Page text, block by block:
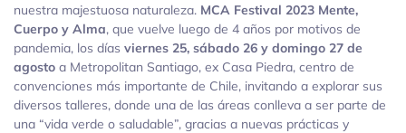
nuestra majestuosa naturaleza. MCA Festival 2023 Mente,
Cuerpo y Alma, que vuelve luego de 4 años por motivos de
pandemia, los días viernes 25, sábado 26 y domingo 27 de
agosto a Metropolitan Santiago, ex Casa Piedra, centro de
convenciones más importante de Chile, invitando a explorar sus
diversos talleres, donde una de las áreas conlleva a ser parte de
una “vida verde o saludable”, gracias a nuevas prácticas y